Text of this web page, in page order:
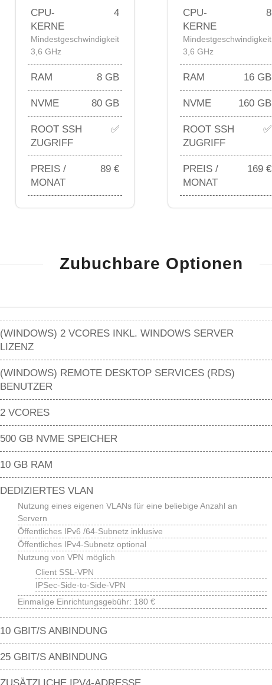
CPU-
KERNE
4
Mindestgeschwindigkeit
3,6 GHz
RAM 8 GB
NVME 80 GB
ROOT SSH
ZUGRIFF
✅
PREIS /
MONAT
89 €
CPU-
KERNE
8
Mindestgeschwindigkeit
3,6 GHz
RAM 16 GB
NVME 160 GB
ROOT SSH
ZUGRIFF
✅
PREIS /
MONAT
169 €
Zubuchbare Optionen
(WINDOWS) 2 VCORES INKL. WINDOWS SERVER
LIZENZ
(WINDOWS) REMOTE DESKTOP SERVICES (RDS)
BENUTZER
2 VCORES
500 GB NVME SPEICHER
10 GB RAM
DEDIZIERTES VLAN
Nutzung eines eigenen VLANs für eine beliebige Anzahl an
Servern
Öffentliches IPv6 /64-Subnetz inklusive
Öffentliches IPv4-Subnetz optional
Nutzung von VPN möglich
Client SSL-VPN
IPSec-Side-to-Side-VPN
Einmalige Einrichtungsgebühr: 180 €
10 GBIT/S ANBINDUNG
25 GBIT/S ANBINDUNG